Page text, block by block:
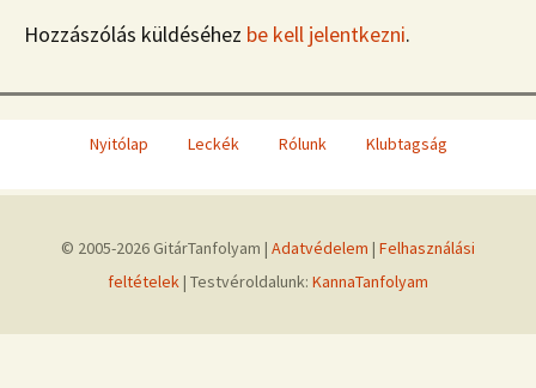
Hozzászólás küldéséhez be kell jelentkezni.
Nyitólap Leckék Rólunk Klubtagság
© 2005-2026 GitárTanfolyam | Adatvédelem | Felhasználási
feltételek| Testvéroldalunk: KannaTanfolyam